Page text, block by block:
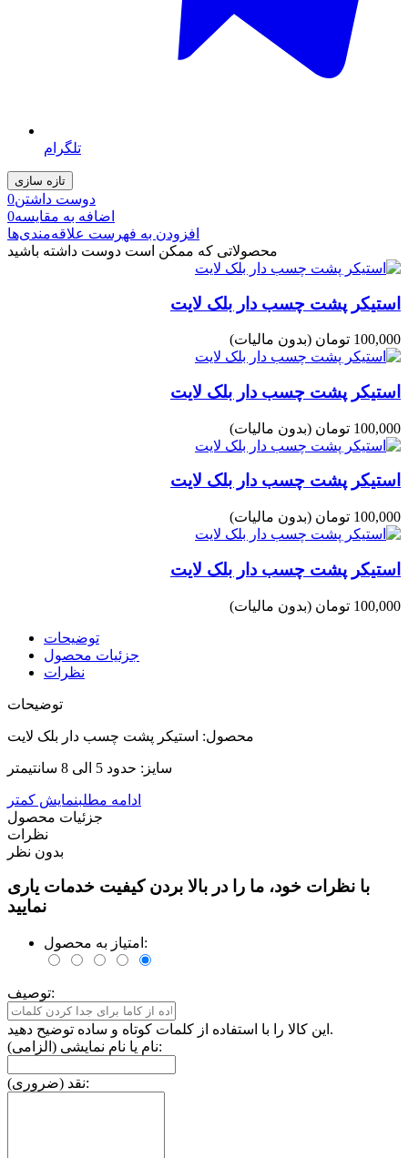
تلگرام
دوست داشتن0
اضافه به مقایسه0
افزودن به فهرست علاقه‌مندی‌ها
محصولاتی که ممکن است دوست داشته باشید
استیکر پشت چسب دار بلک لایت
100,000 تومان (بدون مالیات)
استیکر پشت چسب دار بلک لایت
100,000 تومان (بدون مالیات)
استیکر پشت چسب دار بلک لایت
100,000 تومان (بدون مالیات)
استیکر پشت چسب دار بلک لایت
100,000 تومان (بدون مالیات)
توضیحات
جزئیات محصول
نظرات
توضیحات
محصول: استیکر پشت چسب دار بلک لایت
سایز: حدود 5 الی 8 سانتیمتر
ادامه مطلبنمایش کمتر
جزئیات محصول
نظرات
بدون نظر
با نظرات خود، ما را در بالا بردن کیفیت خدمات یاری
نمایید
امتیاز به محصول:
توصیف:
این کالا را با استفاده از کلمات کوتاه و ساده توضیح دهید.
نام یا نام نمایشی (الزامی):
نقد (ضروری):